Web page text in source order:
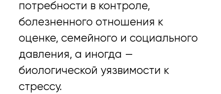
потребности в контроле,
болезненного отношения к
оценке, семейного и социального
давления, а иногда —
биологической уязвимости к
стрессу.